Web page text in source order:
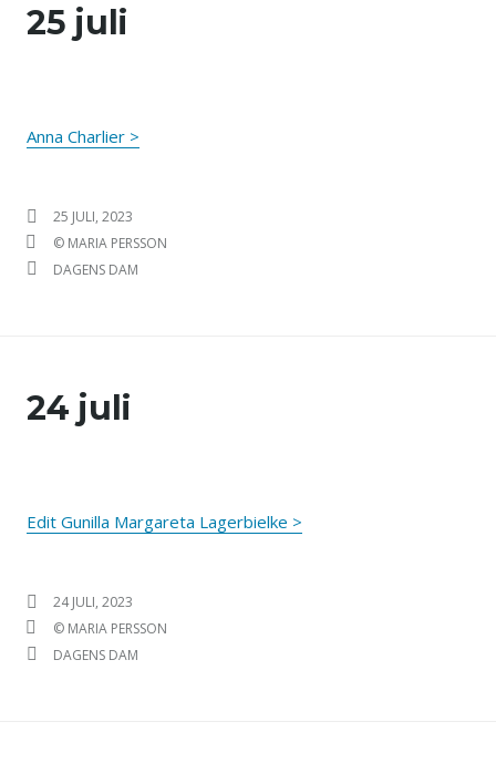
25 juli
Anna Charlier >
PUBLICERAT DEN
25 JULI, 2023
FÖRFATTARE
© MARIA PERSSON
KATEGORIER
DAGENS DAM
24 juli
Edit Gunilla Margareta Lagerbielke >
PUBLICERAT DEN
24 JULI, 2023
FÖRFATTARE
© MARIA PERSSON
KATEGORIER
DAGENS DAM